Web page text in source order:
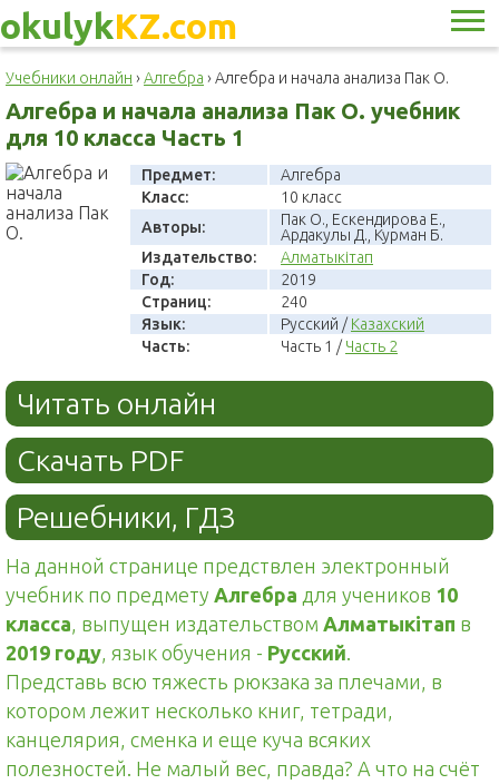
okulykKZ.com
Учебники онлайн ›Алгебра ›Алгебра и начала анализа Пак О.
Алгебра и начала анализа Пак О. учебник
для 10 класса Часть 1
Предмет:
Алгебра
Класс:
10 класс
Авторы:
Пак О., Ескендирова Е.,
Ардакулы Д., Курман Б.
Издательство:
Алматыкітап
Год:
2019
Страниц:
240
Язык:
Русский / Казахский
Часть:
Часть 1 / Часть 2
Читать онлайн
Скачать PDF
Решебники, ГДЗ
На данной странице предствлен электронный
учебник по предмету Алгебра для учеников 10
класса, выпущен издательством Алматыкітап в
2019 году, язык обучения - Русский.
Представь всю тяжесть рюкзака за плечами, в
котором лежит несколько книг, тетради,
канцелярия, сменка и еще куча всяких
полезностей. Не малый вес, правда? А что на счёт